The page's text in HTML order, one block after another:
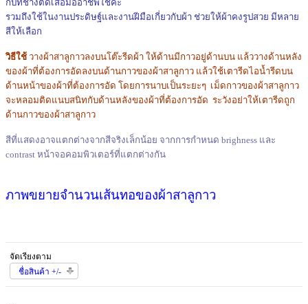
กับที่ช่างตัดเสื้อมืออาชีพใช้ค่ะ
รวมถึงใช้ในงานประดิษฐ์และงานฝีมือเกี่ยวกับผ้า ช่วยให้ผ้าคงรูปสวย มีหลาย
สีให้เลือก
วิธีใช้ วางผ้าสาลูกาวลงบนโต๊ะรีดผ้า ให้ด้านมีกาวอยู่ด้านบน แล้ววางด้านหลัง
ของผ้าที่ต้องการอัดลงบนด้านกาวของผ้าสาลูกาว แล้วใช้เตารีดไอน้ำรีดบน
ด้านหน้าของผ้าที่ต้องการอัด โดยการนาบเป็นระยะๆ เม็ดกาวของผ้าสาลูกาว
จะหลอมติดแนบสนิทกับด้านหลังของผ้าที่ต้องการอัด ระวังอย่าให้เตารีดถูก
ด้านกาวของผ้าสาลูกาว
สีที่แสดงอาจแตกต่างจากสีจริงเล็กน้อย จากการกำหนด brighness และ
contrast หน้าจอคอมพิวเตอร์ที่แตกต่างกัน
ภาพขยายจำนวนเส้นทอของผ้าสาลูกาว
จัดเรียงตาม
ชื่อสินค้า +/-